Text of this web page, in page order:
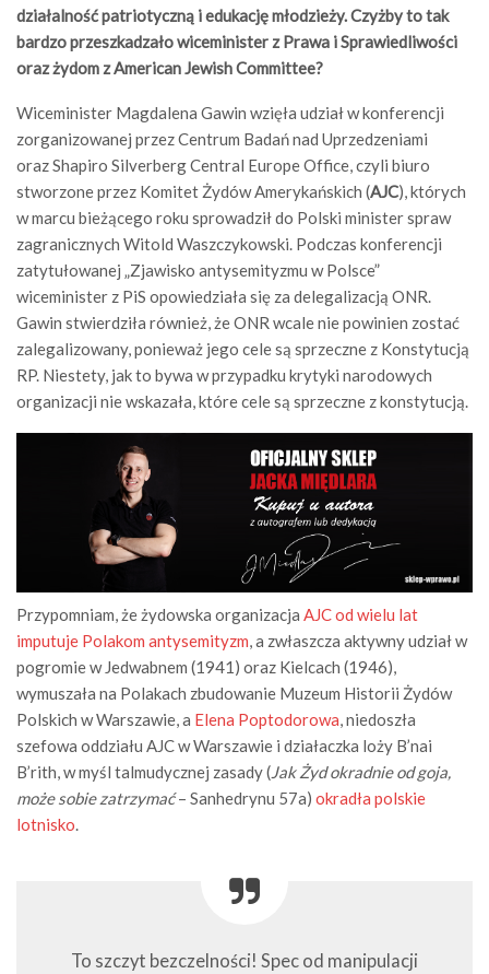
działalność patriotyczną i edukację młodzieży. Czyżby to tak
bardzo przeszkadzało wiceminister z Prawa i Sprawiedliwości
oraz żydom z American Jewish Committee?
Wiceminister Magdalena Gawin wzięła udział w konferencji
zorganizowanej przez Centrum Badań nad Uprzedzeniami
oraz Shapiro Silverberg Central Europe Office, czyli biuro
stworzone przez Komitet Żydów Amerykańskich (AJC), których
w marcu bieżącego roku sprowadził do Polski minister spraw
zagranicznych Witold Waszczykowski. Podczas konferencji
zatytułowanej „Zjawisko antysemityzmu w Polsce”
wiceminister z PiS opowiedziała się za delegalizacją ONR.
Gawin stwierdziła również, że ONR wcale nie powinien zostać
zalegalizowany, ponieważ jego cele są sprzeczne z Konstytucją
RP. Niestety, jak to bywa w przypadku krytyki narodowych
organizacji nie wskazała, które cele są sprzeczne z konstytucją.
Przypomniam, że żydowska organizacja AJC od wielu lat
imputuje Polakom antysemityzm, a zwłaszcza aktywny udział w
pogromie w Jedwabnem (1941) oraz Kielcach (1946),
wymuszała na Polakach zbudowanie Muzeum Historii Żydów
Polskich w Warszawie, a Elena Poptodorowa, niedoszła
szefowa oddziału AJC w Warszawie i działaczka loży B’nai
B’rith, w myśl talmudycznej zasady (Jak Żyd okradnie od goja,
może sobie zatrzymać– Sanhedrynu 57a) okradła polskie
lotnisko.
To szczyt bezczelności! Spec od manipulacji